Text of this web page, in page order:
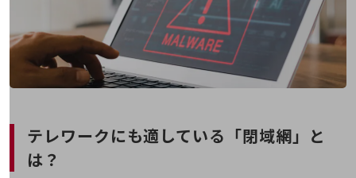
5G対応ホームルーター
通信モジュール製品
料金
料金TOP
ドコモBiz データ無制限 ドコモ MAX ドコモ mini ドコモBiz かけ放題
テレワークにも適している「閉域網」と
は？